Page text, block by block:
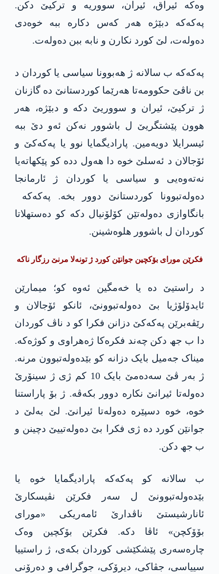
وەکە ئیراق، ئیران، سووریە و ترکیێ دکن.
پەکەکە دبێژە ھەر کەس دکارە ببە خوەدی
دەولەت، لێ کورد نکارن و نابە ببن دەولەت.
پەکەکە ب سالانە ژ ھەبوونا سیاسی یا کوردان د
بن ناڤێ حکوومەتا ھەرێما کوردستانێ دە گازنان
ژ ترکیێ، ئیران و سووریێ دکە و دبێژە، ھەر
ھوون پێشتگریێ ل باشوور نەکن ئەو دێ ببە
ئیسرایلا دویەمین. پارادیگمایا نوو یا پەکەکێ و
ئۆجالان د ئەسلێ خوە دا ھەول ددە کو پێکھاتەیا
نەتەوەیی و سیاسی یا کوردان ژ ئارمانجا
دەولەتبوونا کوردستانێ دوور بخە. پەکەکە
بانگاوازی دەولەتێن کۆلۆنیال دکە کو دەستھلاتا
کوردان ل باشوور ھلوەشینن.
فکرێن مورای بۆکچین جوانێن کورد ژ تونەلا مرنێ رزگار ناکە
د راستیێ دە یا خەمگین ئەوە کو؛ میمارێن
ئایدۆلۆژیا بێ دەولەتبوونێ، ئانکو ئۆجالان و
رێڤەبرێن پەکەکێ دزانن فکرا کو د ناڤ کوردان
دا ب جھ دکن چەند فکرەکا ژەھراوی و کوژەکە.
میناک جەمیل بایک دزانە کو بێدەولەتبوون مرنە.
ژ بەر ڤێ سەدەمێ بایک 10 کم ژی ژ سینۆرێ
دەولەتا ئیرانێ نکارە دوور بکەڤە. ژ بۆ پاراستنا
خوە، خوە دسپێرە دەولەتا ئیرانێ. لێ بەلێ د
جوانێن کورد دە ژی فکرا بێ دەولەتییێ دچینن و
ب جھ دکن.
ب سالانە کو پەکەکە پارادیگمایا خوە یا
بێدەولەتبوونێ ل سەر فکرێن نڤیسکارێ
ئانارشیستێ ناڤدارێ ئامەریکی «مورای
بۆۆکچن» ئاڤا دکە. فکرێن بۆکچین وەک
چارەسەری پێشکێشی کوردان بکەی، ژ راستییا
سییاسی، جڤاکی، دیرۆکی، جوگرافی و دەرۆنی